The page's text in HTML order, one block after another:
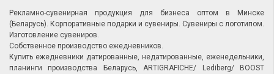
Рекламно-сувенирная продукция для бизнеса оптом в Минске
(Беларусь). Корпоративные подарки и сувениры. Сувениры с логотипом.
Изготовление сувениров.
Собственное производство ежедневников.
Купить ежедневники датированные, недатированные, еженедельники,
планинги производства Беларусь, ARTIGRAFICHE/ Lediberg/ BOOST